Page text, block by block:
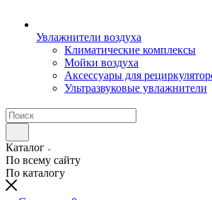
Увлажнители воздуха
Климатические комплексы
Мойки воздуха
Аксессуары для
Ультразвуковые увлажнители
Каталог
По всему сайту
По каталогу